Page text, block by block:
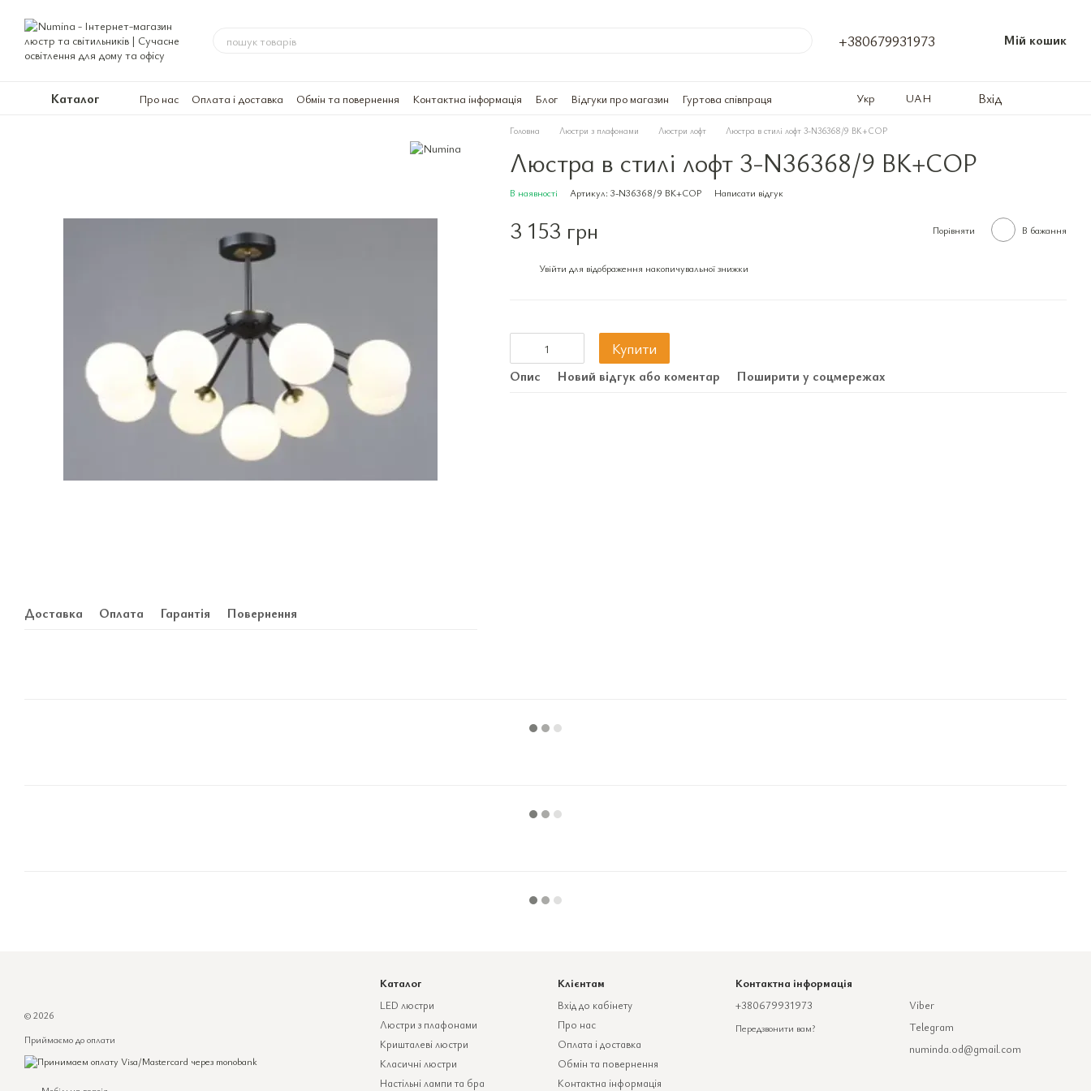
+380679931973 Мій кошик
Каталог Про нас Оплата і доставка Обмін та повернення Контактна інформація Блог Відгуки про магазин Гуртова співпраця Укр UAH Вхід
Доставка Оплата Гарантія Повернення
Головна Люстри з плафонами Люстри лофт Люстра в стилі лофт 3-N36368/9 BK+COP
Люстра в стилі лофт 3-N36368/9 BK+COP
В наявності Артикул: 3-N36368/9 BK+COP Написати відгук
3 153 грн Порівняти В бажання
Увійти для відображення накопичувальної знижки
Купити
Опис Новий відгук або коментар Поширити у соцмережах
© 2026
Приймаємо до оплати
Каталог
LED люстри
Люстри з плафонами
Кришталеві люстри
Класичні люстри
Настільні лампи та бра
Клієнтам
Вхід до кабінету
Про нас
Оплата і доставка
Обмін та повернення
Контактна інформація
Контактна інформація
+380679931973
Передзвонити вам?
Viber
Telegram
numinda.od@gmail.com